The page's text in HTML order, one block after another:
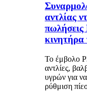
αντλίας
πωλήσεις
κινητήρα
Το έμβολο
αντλίες,
υγρών για
ρύθμιση